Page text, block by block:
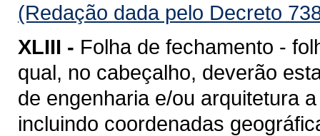
(Redação dada pelo Decreto
XLIII - Folha de fechamento -
qual, no cabeçalho, deverão
de engenharia e/ou arquitetura
incluindo coordenadas